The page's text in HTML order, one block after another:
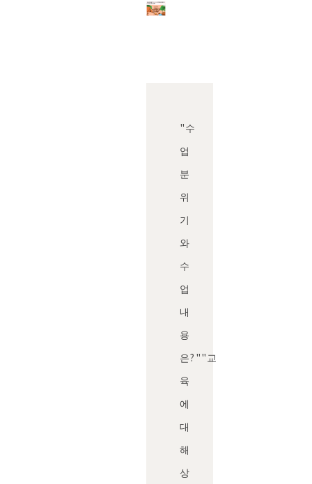
"수
업
분
위
기
와
수
업
내
용
은?""교
육
에
대
해
상